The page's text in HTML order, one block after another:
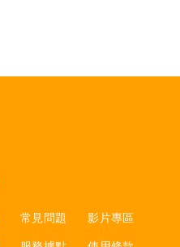
常見問題 影片專區